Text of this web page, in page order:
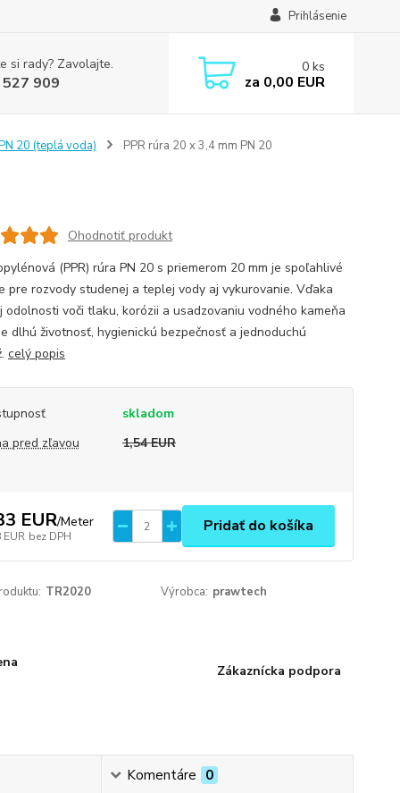
Prihlásenie
si rady? Zavolajte.
909
0 ks
za 0,00 EUR
20 (teplá voda) PPR rúra 20 x 3,4 mm PN 20
Ohodnotiť produkt
(PPR) rúra PN 20 s priemerom 20 mm je spoľahlivé
pre rozvody studenej a teplej vody aj vykurovanie. Vďaka
odolnosti voči tlaku, korózii a usadzovaniu vodného kameňa
dlhú životnosť, hygienickú bezpečnosť a jednoduchú
celý popis
skladom
pred zľavou
1,54 EUR
EUR/Meter
EUR bez DPH
Pridať do košíka
TR2020 Výrobca: prawtech
Zákaznícka podpora
Komentáre 0